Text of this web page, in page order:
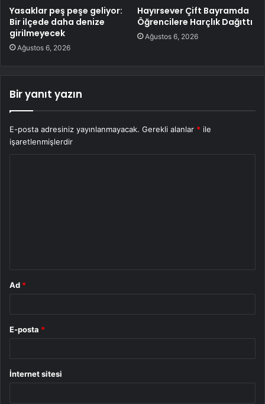
Yasaklar peş peşe geliyor:
Bir ilçede daha denize
girilmeyecek
Ağustos 6, 2026
Hayırsever Çift Bayramda
Öğrencilere Harçlık Dağıttı
Ağustos 6, 2026
Bir yanıt yazın
E-posta adresiniz yayınlanmayacak. Gerekli alanlar * ile
işaretlenmişlerdir
Ad *
E-posta *
İnternet sitesi